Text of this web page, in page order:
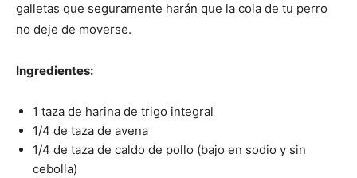
de
–
galletas que seguramente harán que la cola de tu perro
no deje de moverse.
Ingredientes:
1 taza de harina de trigo integral
1/4 de taza de avena
1/4 de taza de caldo de pollo (bajo en sodio y sin
cebolla)